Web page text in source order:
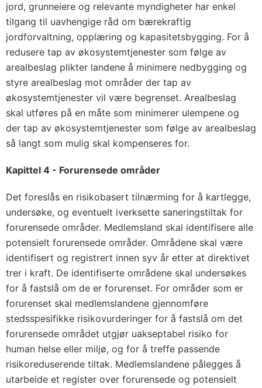
jord, grunneiere og relevante myndigheter har enkel
tilgang til uavhengige råd om bærekraftig
jordforvaltning, opplæring og kapasitetsbygging. For å
redusere tap av økosystemtjenester som følge av
arealbeslag plikter landene å minimere nedbygging og
styre arealbeslag mot områder der tap av
økosystemtjenester vil være begrenset. Arealbeslag
skal utføres på en måte som minimerer ulempene og
der tap av økosystemtjenester som følge av arealbeslag
så langt som mulig skal kompenseres for.
Kapittel 4 - Forurensede områder
Det foreslås en risikobasert tilnærming for å kartlegge,
undersøke, og eventuelt iverksette saneringstiltak for
forurensede områder. Medlemsland skal identifisere alle
potensielt forurensede områder. Områdene skal være
identifisert og registrert innen syv år etter at direktivet
trer i kraft. De identifiserte områdene skal undersøkes
for å fastslå om de er forurenset. For områder som er
forurenset skal medlemslandene gjennomføre
stedsspesifikke risikovurderinger for å fastslå om det
forurensede området utgjør uakseptabel risiko for
human helse eller miljø, og for å treffe passende
risikoreduserende tiltak. Medlemslandene pålegges å
utarbeide et register over forurensede og potensielt